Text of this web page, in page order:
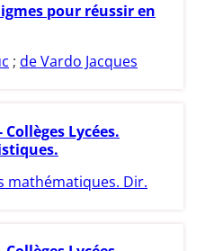
pour réussir en
; de Vardo Jacques
Lycées.
mathématiques. Dir.